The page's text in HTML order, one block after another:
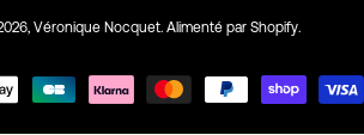
Véronique Nocquet. Alimenté par Shopify.